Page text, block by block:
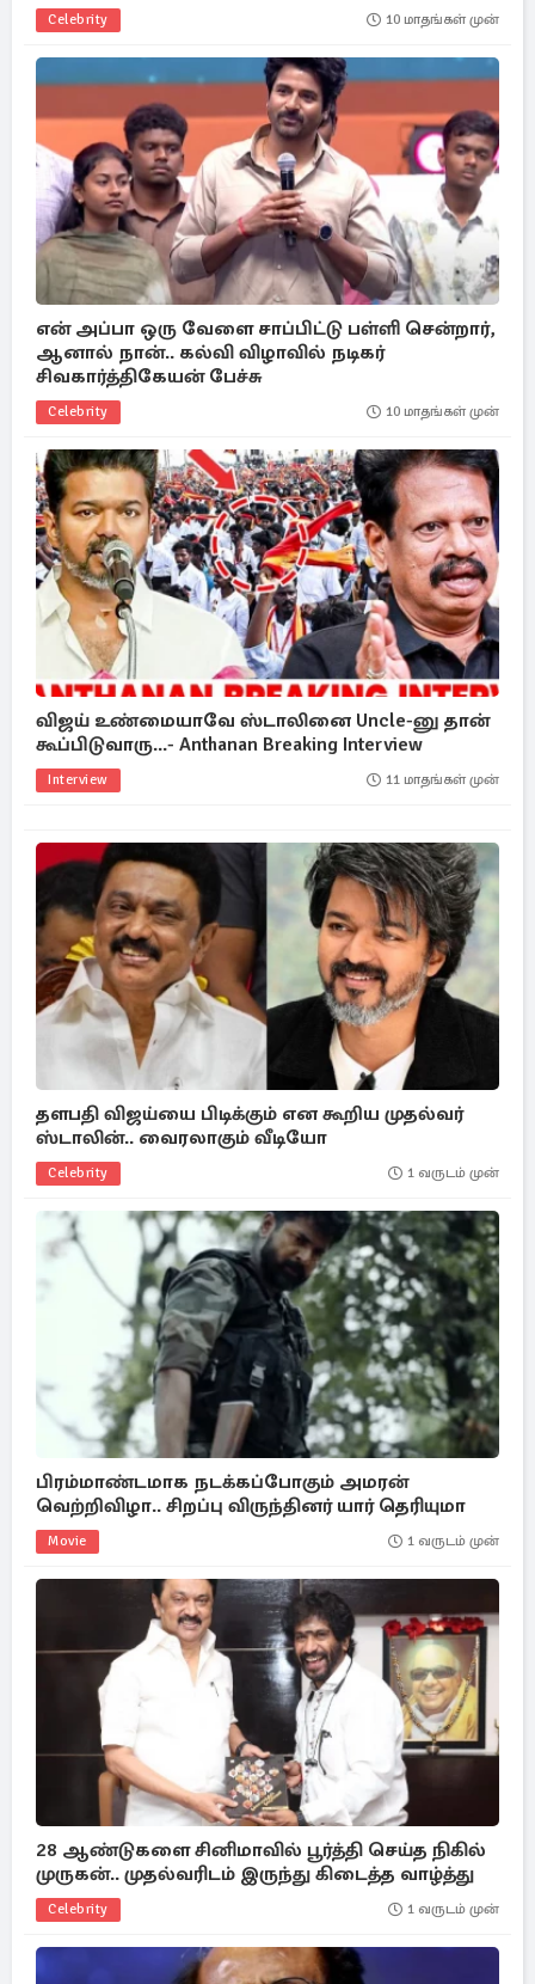
Celebrity 10 மாதங்கள் முன்
என் அப்பா ஒரு வேளை சாப்பிட்டு பள்ளி சென்றார்,
ஆனால் நான்.. கல்வி விழாவில் நடிகர்
சிவகார்த்திகேயன் பேச்சு
Celebrity 10 மாதங்கள் முன்
விஜய் உண்மையாவே ஸ்டாலினை Uncle-னு தான்
கூப்பிடுவாரு...- Anthanan Breaking Interview
Interview 11 மாதங்கள் முன்
தளபதி விஜய்யை பிடிக்கும் என கூறிய முதல்வர்
ஸ்டாலின்.. வைரலாகும் வீடியோ
Celebrity 1 வருடம் முன்
பிரம்மாண்டமாக நடக்கப்போகும் அமரன்
வெற்றிவிழா.. சிறப்பு விருந்தினர் யார் தெரியுமா
Movie 1 வருடம் முன்
28 ஆண்டுகளை சினிமாவில் பூர்த்தி செய்த நிகில்
முருகன்.. முதல்வரிடம் இருந்து கிடைத்த வாழ்த்து
Celebrity 1 வருடம் முன்